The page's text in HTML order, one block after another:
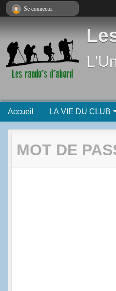
Accueil LA VIE DU CLUB
MOT DE
Se connecter
Panneau de gestion des cookies